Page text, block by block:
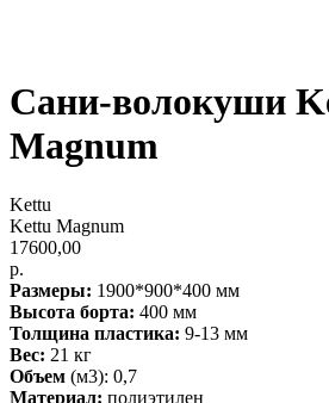
Сани-волокуши
Magnum
Kettu
Kettu Magnum
17600,00
р.
Размеры: 1900*900*400 мм
Высота борта: 400 мм
Толщина пластика: 9-13 мм
Вес: 21 кг
Объем (м3): 0,7
Материал: полиэтилен